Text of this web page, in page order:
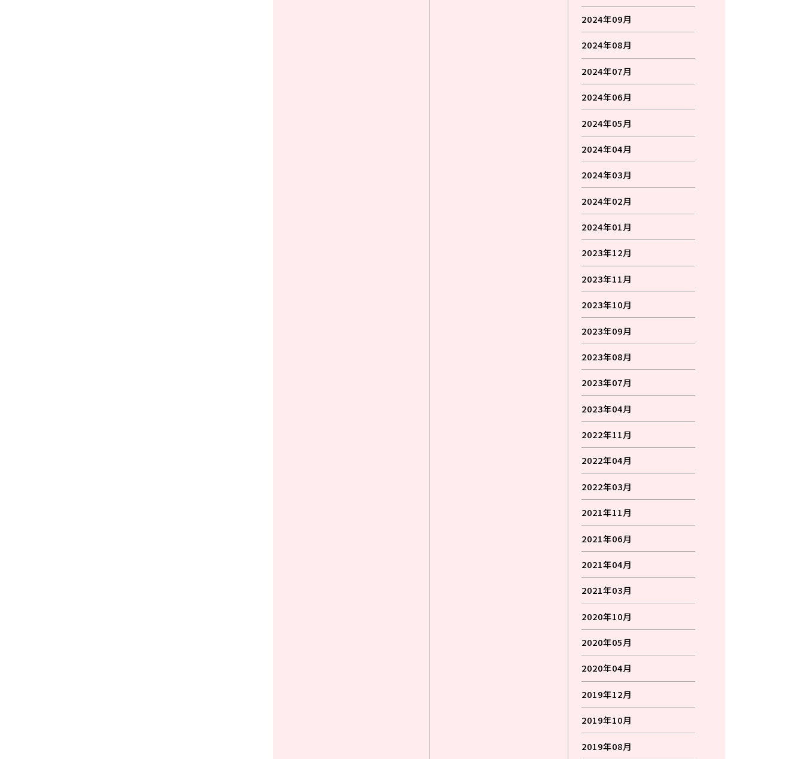
2024年09月
2024年08月
2024年07月
2024年06月
2024年05月
2024年04月
2024年03月
2024年02月
2024年01月
2023年12月
2023年11月
2023年10月
2023年09月
2023年08月
2023年07月
2023年04月
2022年11月
2022年04月
2022年03月
2021年11月
2021年06月
2021年04月
2021年03月
2020年10月
2020年05月
2020年04月
2019年12月
2019年10月
2019年08月